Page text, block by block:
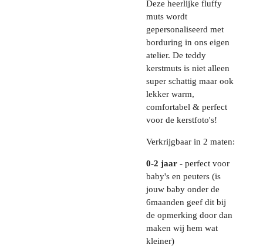
Deze heerlijke fluffy
muts wordt
gepersonaliseerd met
borduring in ons eigen
atelier. De teddy
kerstmuts is niet alleen
super schattig maar ook
lekker warm,
comfortabel & perfect
voor de kerstfoto's!
Verkrijgbaar in 2 maten:
0-2 jaar - perfect voor
baby's en peuters (is
jouw baby onder de
6maanden geef dit bij
de opmerking door dan
maken wij hem wat
kleiner)